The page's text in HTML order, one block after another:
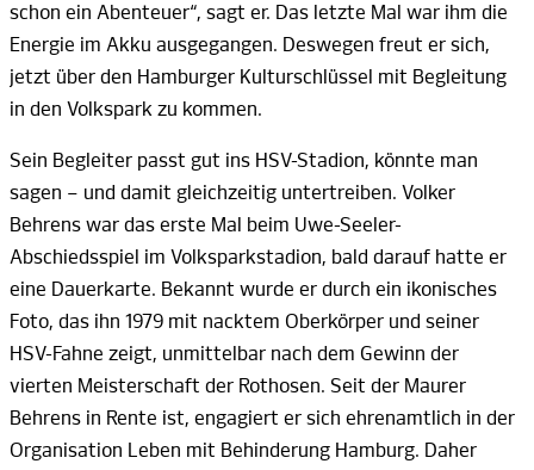
schon ein Abenteuer“, sagt er. Das letzte Mal war ihm die
Energie im Akku ausgegangen. Deswegen freut er sich,
jetzt über den Hamburger Kulturschlüssel mit Begleitung
in den Volkspark zu kommen.
Sein Begleiter passt gut ins HSV-Stadion, könnte man
sagen – und damit gleichzeitig untertreiben. Volker
Behrens war das erste Mal beim Uwe-Seeler-
Abschiedsspiel im Volksparkstadion, bald darauf hatte er
eine Dauerkarte. Bekannt wurde er durch ein ikonisches
Foto, das ihn 1979 mit nacktem Oberkörper und seiner
HSV-Fahne zeigt, unmittelbar nach dem Gewinn der
vierten Meisterschaft der Rothosen. Seit der Maurer
Behrens in Rente ist, engagiert er sich ehrenamtlich in der
Organisation Leben mit Behinderung Hamburg. Daher